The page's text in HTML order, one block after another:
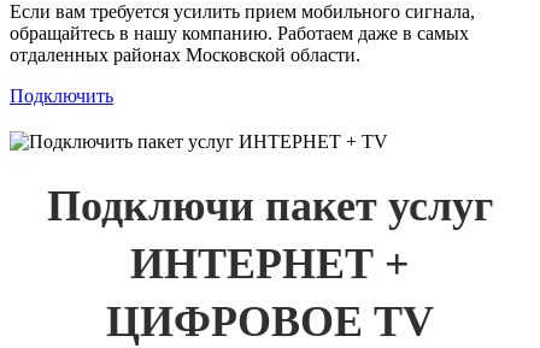
Если вам требуется усилить прием мобильного сигнала,
обращайтесь в нашу компанию. Работаем даже в самых
отдаленных районах Московской области.
Подключить
Подключи пакет услуг
ИНТЕРНЕТ +
ЦИФРОВОЕ TV